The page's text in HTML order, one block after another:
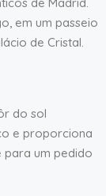
em um passeio
de Cristal.
do sol
e proporciona
para um pedido